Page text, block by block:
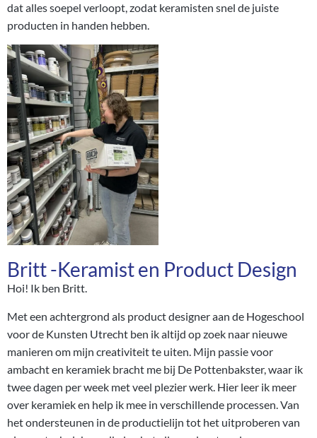
dat alles soepel verloopt, zodat keramisten snel de juiste
producten in handen hebben.
Britt -Keramist en Product Design
Hoi! Ik ben Britt.
Met een achtergrond als product designer aan de Hogeschool
voor de Kunsten Utrecht ben ik altijd op zoek naar nieuwe
manieren om mijn creativiteit te uiten. Mijn passie voor
ambacht en keramiek bracht me bij De Pottenbakster, waar ik
twee dagen per week met veel plezier werk. Hier leer ik meer
over keramiek en help ik mee in verschillende processen. Van
het ondersteunen in de productielijn tot het uitproberen van